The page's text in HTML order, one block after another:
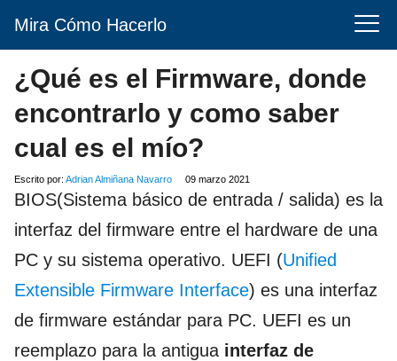
Mira Cómo Hacerlo
¿Qué es el Firmware, donde
encontrarlo y como saber
cual es el mío?
Escrito por: Adrian Almiñana Navarro 09 marzo 2021
BIOS(Sistema básico de entrada / salida) es la
interfaz del firmware entre el hardware de una
PC y su sistema operativo. UEFI (Unified
Extensible Firmware Interface) es una interfaz
de firmware estándar para PC. UEFI es un
reemplazo para la antigua interfaz de